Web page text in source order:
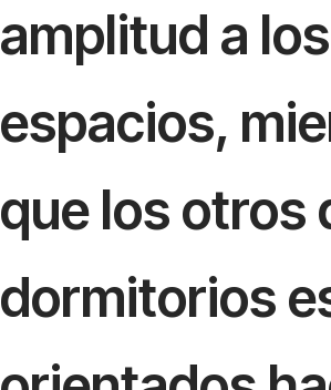
amplitud a los
espacios,
que los otros
dormitorios